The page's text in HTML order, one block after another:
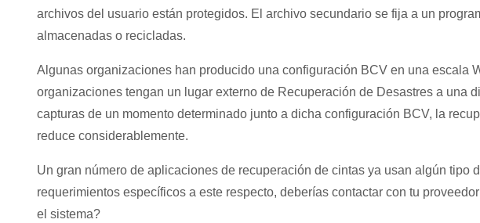
archivos del usuario están protegidos. El archivo secundario se fija a un
almacenadas o recicladas.
Algunas organizaciones han producido una configuración BCV en una escala
organizaciones tengan un lugar externo de Recuperación de Desastres a una
capturas de un momento determinado junto a dicha configuración BCV, la
reduce considerablemente.
Un gran número de aplicaciones de recuperación de cintas ya usan algún tipo
requerimientos específicos a este respecto, deberías contactar con tu
el sistema?